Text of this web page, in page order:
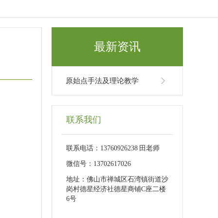
最新资讯
原始点手法及理论教学
联系我们
联系电话：13760926238 田老师
微信号：13702617026
地址：佛山市禅城区石湾镇街道沙
岗村德星经济社德星商铺C座二楼
6号